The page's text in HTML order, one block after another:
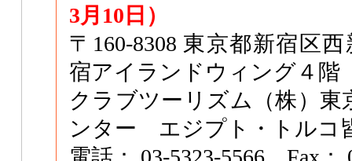
3月10日）
〒160-8308 東京都新宿区
宿アイランドウィング４階
クラブツーリズム（株）東
ンター エジプト・トルコ